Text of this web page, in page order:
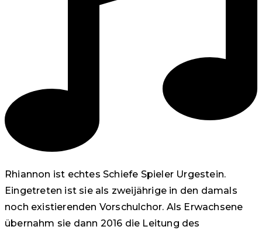
Rhiannon ist echtes Schiefe Spieler Urgestein.
Eingetreten ist sie als zweijährige in den damals
noch existierenden Vorschulchor. Als Erwachsene
übernahm sie dann 2016 die Leitung des